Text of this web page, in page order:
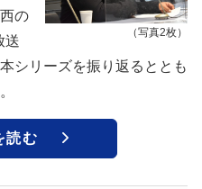
（写真2枚）
の
送
シリーズを振り返るととも
読む